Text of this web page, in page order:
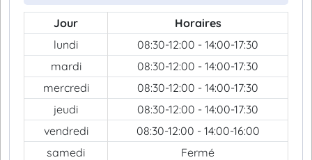
Jour
Horaires
lundi
08:30-12:00 - 14:00-17:30
mardi
08:30-12:00 - 14:00-17:30
mercredi
08:30-12:00 - 14:00-17:30
jeudi
08:30-12:00 - 14:00-17:30
vendredi
08:30-12:00 - 14:00-16:00
samedi
Fermé